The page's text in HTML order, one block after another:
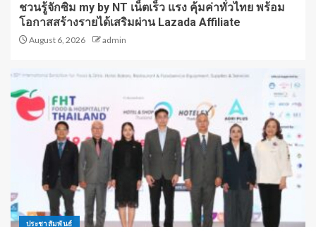
ชวนรู้จักซิม my by NT เน็ตเร็ว แรง คุ้มค่าทั่วไทย พร้อม
โอกาสสร้างรายได้เสริมผ่าน Lazada Affiliate
August 6, 2026 admin
ประชาสัมพันธ์